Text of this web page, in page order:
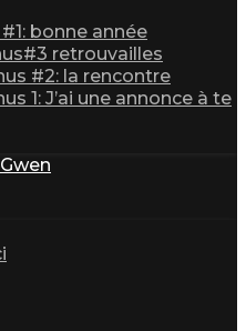
bonne année
retrouvailles
#2: la rencontre
1: J’ai une annonce à te